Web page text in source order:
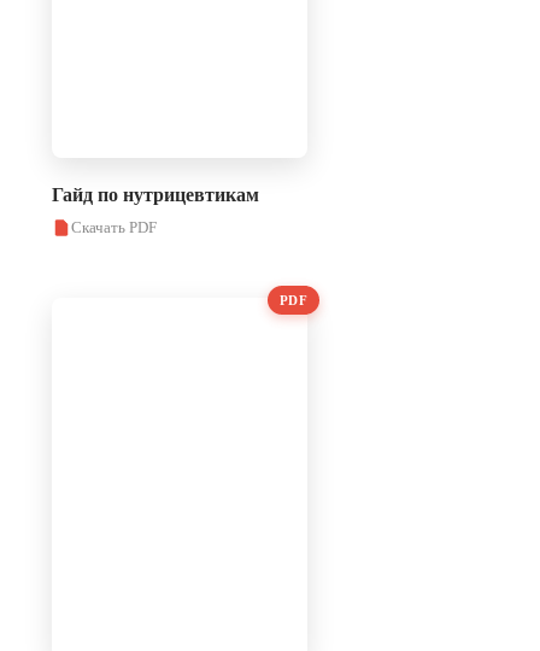
Гайд по нутрицевтикам
Скачать PDF
PDF